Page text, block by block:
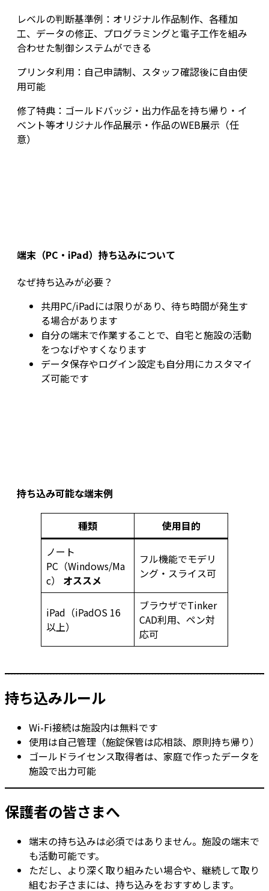
レベルの判断基準例：オリジナル作品制作、各種加
工、データの修正、プログラミングと電子工作を組み
合わせた制御システムができる
プリンタ利用：自己申請制、スタッフ確認後に自由使
用可能
修了特典：ゴールドバッジ・出力作品を持ち帰り・イ
ベント等オリジナル作品展示・作品のWEB展示（任
意）
端末（PC・iPad）持ち込みについて
なぜ持ち込みが必要？
共用PC/iPadには限りがあり、待ち時間が発生す
る場合があります
自分の端末で作業することで、自宅と施設の活動
をつなげやすくなります
データ保存やログイン設定も自分用にカスタマイ
ズ可能です
持ち込み可能な端末例
種類
使用目的
ノート
PC（Windows/Ma
c） オススメ
フル機能でモデリ
ング・スライス可
iPad（iPadOS 16
以上）
ブラウザでTinker
CAD利用、ペン対
応可
持ち込みルール
Wi-Fi接続は施設内は無料です
使用は自己管理（施錠保管は応相談、原則持ち帰り）
ゴールドライセンス取得者は、家庭で作ったデータを
施設で出力可能
保護者の皆さまへ
端末の持ち込みは必須ではありません。施設の端末で
も活動可能です。
ただし、より深く取り組みたい場合や、継続して取り
組むお子さまには、持ち込みをおすすめします。